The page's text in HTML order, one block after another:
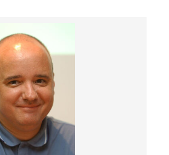
Agenzia